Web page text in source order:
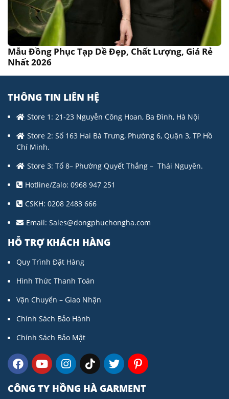
Mẫu Đồng Phục Tạp Dề Đẹp, Chất Lượng, Giá Rẻ
Nhất 2026
THÔNG TIN LIÊN HỆ
Store 1: 21-23 Nguyễn Công Hoan, Ba Đình, Hà Nội
Store 2: Số 163 Hai Bà Trưng, Phường 6, Quận 3, TP Hồ
Chí Minh.
Store 3: Tổ 8– Phường Quyết Thắng – Thái Nguyên.
Hotline/Zalo: 0968 947 251
CSKH: 0208 2483 666
Email: Sales@dongphuchongha.com
HỖ TRỢ KHÁCH HÀNG
Quy Trình Đặt Hàng
Hình Thức Thanh Toán
Vận Chuyển – Giao Nhận
Chính Sách Bảo Hành
Chính Sách Bảo Mật
CÔNG TY HỒNG HÀ GARMENT